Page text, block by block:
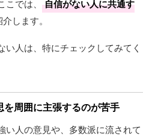
では、
自信がない人に共通す
します。
い人は、特にチェックしてみてく
周囲に主張するのが苦手
い人の意見や、多数派に流されて